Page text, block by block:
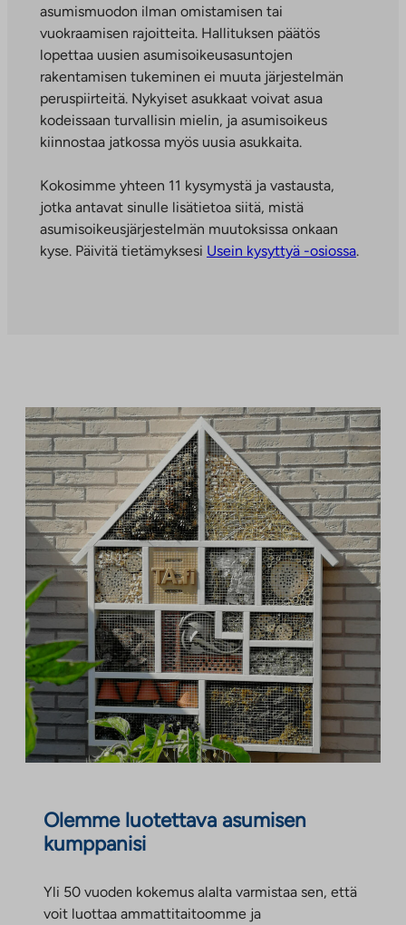
asumismuodon ilman omistamisen tai
vuokraamisen rajoitteita. Hallituksen päätös
lopettaa uusien asumisoikeusasuntojen
rakentamisen tukeminen ei muuta järjestelmän
peruspiirteitä. Nykyiset asukkaat voivat asua
kodeissaan turvallisin mielin, ja asumisoikeus
kiinnostaa jatkossa myös uusia asukkaita.
Kokosimme yhteen 11 kysymystä ja vastausta,
jotka antavat sinulle lisätietoa siitä, mistä
asumisoikeusjärjestelmän muutoksissa onkaan
kyse. Päivitä tietämyksesi Usein kysyttyä -osiossa.
Olemme luotettava asumisen
kumppanisi
Yli 50 vuoden kokemus alalta varmistaa sen, että
voit luottaa ammattitaitoomme ja